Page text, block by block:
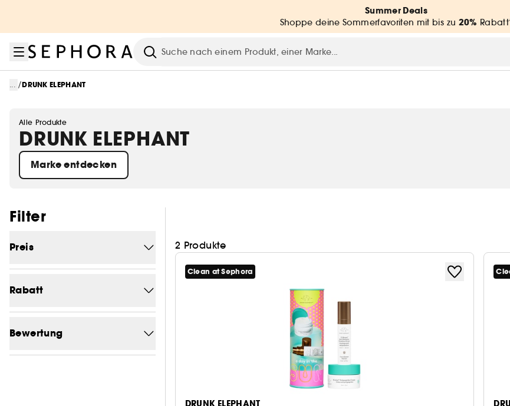
Summer Deals
Shoppe deine Sommerfavoriten mit bis zu 20%
Suche
... /DRUNK ELEPHANT
Alle Produkte
DRUNK ELEPHANT
Marke entdecken
Filter
Preis
Rabatt
Bewertung
2 Produkte
Clean at Sephora
DRUNK ELEPHANT